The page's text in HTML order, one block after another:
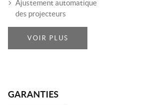
Ajustement automatique
des projecteurs
VOIR PLUS